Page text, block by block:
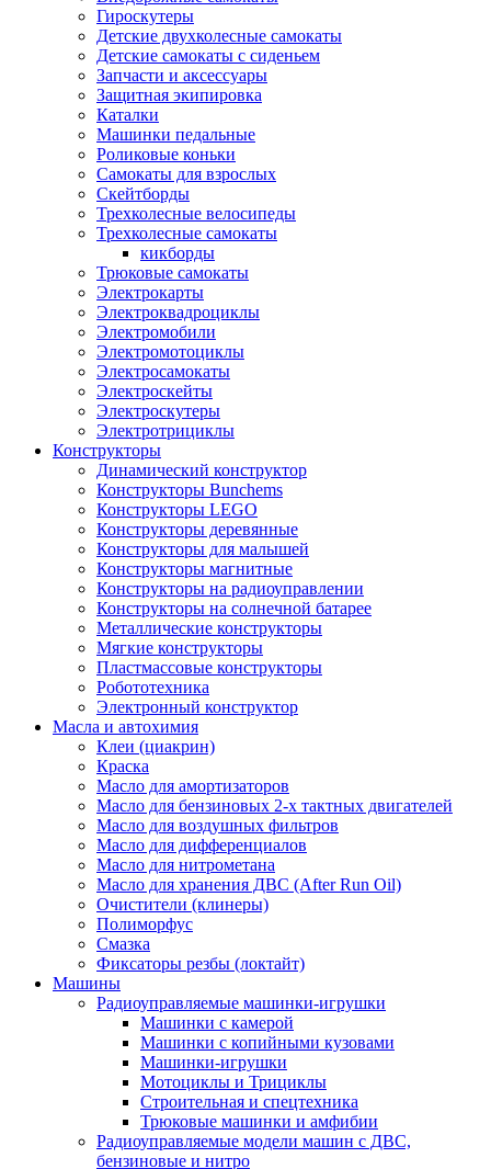
Гироскутеры
Детские двухколесные самокаты
Детские самокаты с сиденьем
Запчасти и аксессуары
Защитная экипировка
Каталки
Машинки педальные
Роликовые коньки
Самокаты для взрослых
Скейтборды
Трехколесные велосипеды
Трехколесные самокаты
кикборды
Трюковые самокаты
Электрокарты
Электроквадроциклы
Электромобили
Электромотоциклы
Электросамокаты
Электроскейты
Электроскутеры
Электротрициклы
Конструкторы
Динамический конструктор
Конструкторы Bunchems
Конструкторы LEGO
Конструкторы деревянные
Конструкторы для малышей
Конструкторы магнитные
Конструкторы на радиоуправлении
Конструкторы на солнечной батарее
Металлические конструкторы
Мягкие конструкторы
Пластмассовые конструкторы
Робототехника
Электронный конструктор
Масла и автохимия
Клеи (циакрин)
Краска
Масло для амортизаторов
Масло для бензиновых 2-х тактных двигателей
Масло для воздушных фильтров
Масло для дифференциалов
Масло для нитрометана
Масло для хранения ДВС (After Run Oil)
Очистители (клинеры)
Полиморфус
Смазка
Фиксаторы резбы (локтайт)
Машины
Радиоуправляемые машинки-игрушки
Машинки с камерой
Машинки с копийными кузовами
Машинки-игрушки
Мотоциклы и Трициклы
Строительная и спецтехника
Трюковые машинки и амфибии
Радиоуправляемые модели машин с ДВС,
бензиновые и нитро